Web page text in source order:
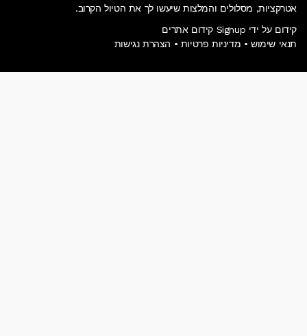
אטרקציות, מסלולים והמלצות שיעשו לך את הטיול הקרוב.
קידום על ידי Signup קידום אתרים
תנאי שימוש • מדיניות פרטיות • הצהרת נגישות